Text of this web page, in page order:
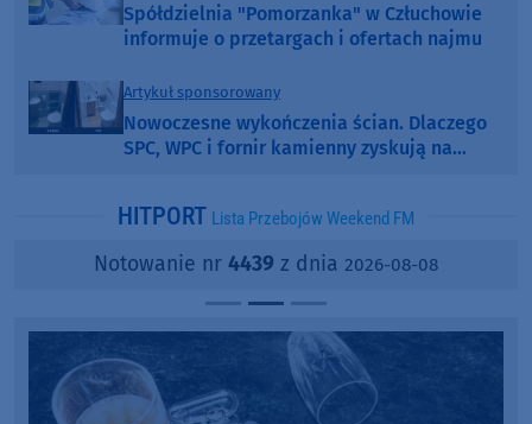
Spółdzielnia "Pomorzanka" w Człuchowie
informuje o przetargach i ofertach najmu
Artykuł sponsorowany
Nowoczesne wykończenia ścian. Dlaczego
SPC, WPC i fornir kamienny zyskują na
HITPORT Lista Przebojów Weekend FM
Notowanie nr 4439 z dnia 2026-08-08